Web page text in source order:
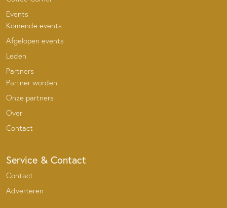
Events
Komende events
Afgelopen events
Leden
Partners
Partner worden
Onze partners
Over
Contact
Service & Contact
Contact
Adverteren